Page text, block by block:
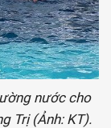
nước cho
Trị (Ảnh: KT).